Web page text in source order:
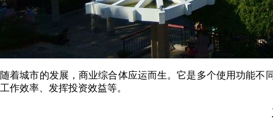
随着城市的发展，商业综合体应运而生。它是多个使用功能
工作效率、发挥投资效益等。